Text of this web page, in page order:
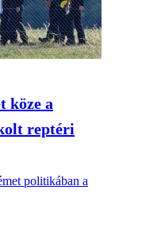
köze a
reptéri
politikában a